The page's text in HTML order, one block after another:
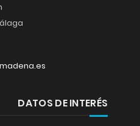
DATOS DE INTERÉS